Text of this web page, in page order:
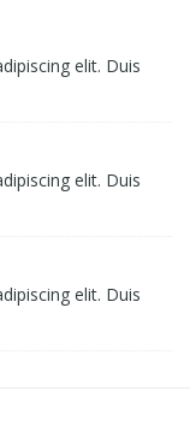
elit. Duis
elit. Duis
elit. Duis